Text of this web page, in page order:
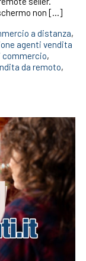
non […]
a distanza,
agenti vendita
commercio,
da remoto,